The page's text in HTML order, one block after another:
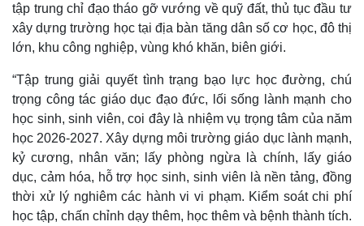
Kinh tế Thị trường
tập trung chỉ đạo tháo gỡ vướng về quỹ đất, thủ tục đầu tư
xây dựng trường học tại địa bàn tăng dân số cơ học, đô thị
lớn, khu công nghiệp, vùng khó khăn, biên giới.
“Tập trung giải quyết tình trạng bạo lực học đường, chú
trọng công tác giáo dục đạo đức, lối sống lành mạnh cho
học sinh, sinh viên, coi đây là nhiệm vụ trọng tâm của năm
học 2026-2027. Xây dựng môi trường giáo dục lành mạnh,
kỷ cương, nhân văn; lấy phòng ngừa là chính, lấy giáo
dục, cảm hóa, hỗ trợ học sinh, sinh viên là nền tảng, đồng
thời xử lý nghiêm các hành vi vi phạm. Kiểm soát chi phí
học tập, chấn chỉnh dạy thêm, học thêm và bệnh thành tích.